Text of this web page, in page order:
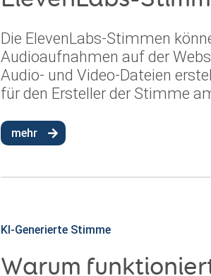
Die ElevenLabs-Stimmen
Audioaufnahmen auf der
Audio- und Video-Dateien
für den Ersteller der Stimme
mehr
KI-Generierte Stimme
Warum